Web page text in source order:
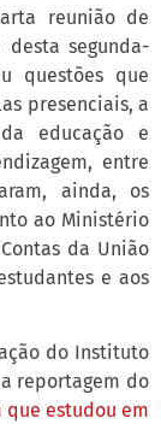
reunião de
segunda-
questões que
presenciais, a
educação e
entre
ainda, os
ao Ministério
da União
e aos
do Instituto
a reportagem do
que estudou em